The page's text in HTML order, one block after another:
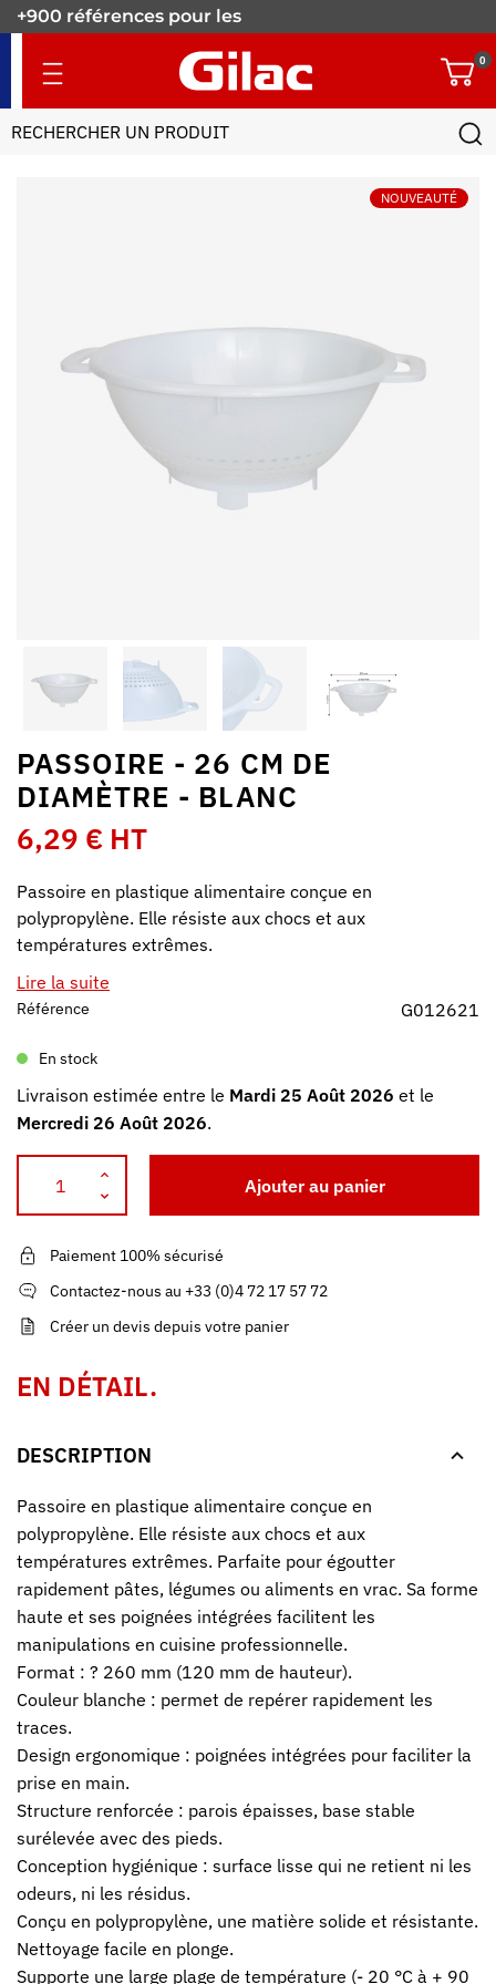
NOUVEAUTÉ
PASSOIRE - 26 CM DE
DIAMÈTRE - BLANC
6,29 € HT
Passoire en plastique alimentaire conçue en
polypropylène. Elle résiste aux chocs et aux
températures extrêmes.
Lire la suite
Référence G012621
En stock
Livraison estimée entre le Mardi 25 Août 2026 et le
Mercredi 26 Août 2026.
Ajouter au panier
Paiement 100% sécurisé
Contactez-nous au +33 (0)4 72 17 57 72
Créer un devis depuis votre panier
EN DÉTAIL.
DESCRIPTION
Passoire en plastique alimentaire conçue en
polypropylène. Elle résiste aux chocs et aux
températures extrêmes. Parfaite pour égoutter
rapidement pâtes, légumes ou aliments en vrac. Sa forme
haute et ses poignées intégrées facilitent les
manipulations en cuisine professionnelle.
Format : ? 260 mm (120 mm de hauteur).
Couleur blanche : permet de repérer rapidement les
traces.
Design ergonomique : poignées intégrées pour faciliter la
prise en main.
Structure renforcée : parois épaisses, base stable
surélevée avec des pieds.
Conception hygiénique : surface lisse qui ne retient ni les
odeurs, ni les résidus.
Conçu en polypropylène, une matière solide et résistante.
Nettoyage facile en plonge.
Supporte une large plage de température (- 20 °C à + 90
+900 références pour les
0